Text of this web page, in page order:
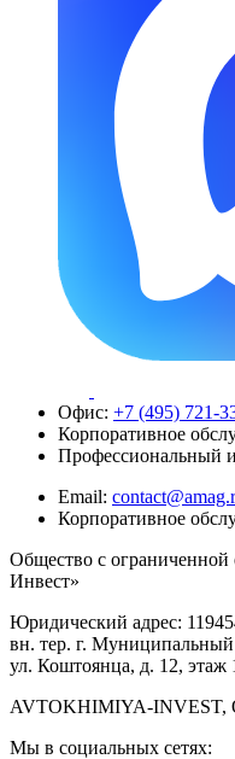
Офис: +7 (495) 721-
Корпоративное
Профессиональный
Email:
Корпоративное
Общество с ограниченной
Инвест»
Юридический адрес:
вн. тер. г. Муниципальный
ул. Коштоянца, д. 12,
AVTOKHIMIYA-INVEST,
Мы в социальных сетях: